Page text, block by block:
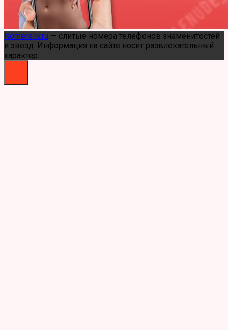
Nomersliv.ru — слитые номера телефонов знаменитостей
и звезд. Информация на сайте носит развлекательный
характер.